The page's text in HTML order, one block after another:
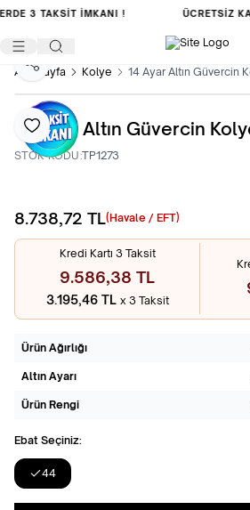
3 TAKSİT İMKANI ! ÜCRETSIZ
Ana Sayfa Kolye 14 Ayar Altın Güvercin
Favoriye Ekle
Paylaş
14 Ayar Altın Güvercin
STOK KODU:TP1273
8.738,72 TL(Havale / EFT)
Kredi Kartı 3 Taksit
9.586,38 TL
3.195,46 TL x 3 Taksit
Ürün Ağırlığı
Altın Ayarı
Ürün Rengi
Ebat Seçiniz:
44